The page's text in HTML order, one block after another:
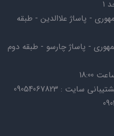
- پاساژ علاالدین - طبقه
- پاساژ چارسو - طبقه دوم
: 09054067823